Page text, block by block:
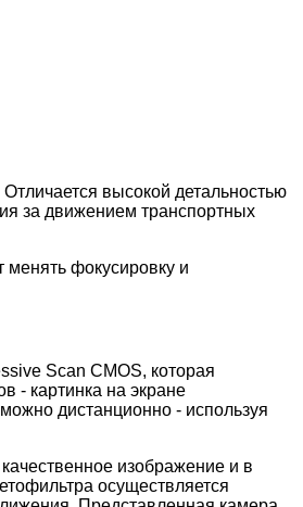
высокой детальностью
за движением транспортных
фокусировку и
Scan CMOS, которая
- картинка на экране
дистанционно - используя
изображение и в
осуществляется